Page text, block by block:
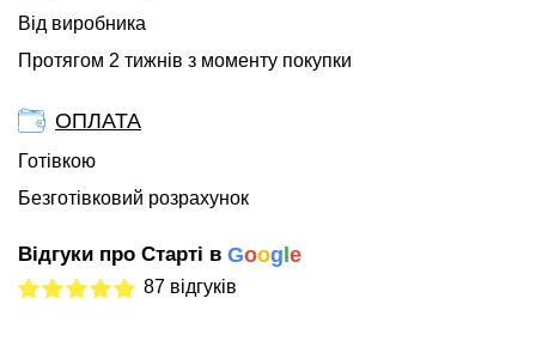
Від виробника
Протягом 2 тижнів з моменту покупки
ОПЛАТА
Готівкою
Безготівковий розрахунок
Відгуки про Старті в Goog e
87 відгуків